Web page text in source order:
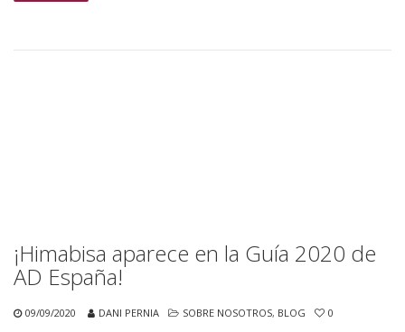
¡Himabisa aparece en la Guía 2020 de
AD España!
09/09/2020 DANI PERNIA SOBRE NOSOTROS, BLOG 0